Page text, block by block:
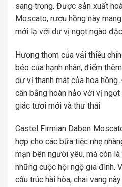
sang trọng. Được sản xuất
Moscato, rượu hồng này
mới lạ với dư vị ngọt ngào
Hương thơm của vải thiều
béo của hạnh nhân, điểm
dư vị thanh mát của hoa
cân bằng hoàn hảo với vị
giác tươi mới và thư thái.
Castel Firmian Daben
hợp cho các bữa tiệc nhẹ
mạn bên người yêu, mà còn
những cuộc hội ngộ gia đình.
cấu trúc hài hòa, chai vang